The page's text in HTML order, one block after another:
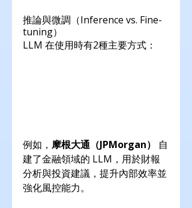
推論與微調（Inference vs. Fine-
tuning）
LLM 在使用時有2種主要方式：
例如， 摩根大通（JPMorgan）
自
建了金融領域的 LLM，用於財報
分析與投資建議，提升內部效率並
強化風控能力。